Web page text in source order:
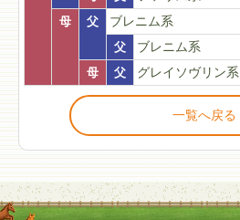
母
父
ブレニム系
父
ブレニム系
母
父 グレイソヴリン系
一覧へ戻る